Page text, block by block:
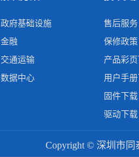
政府基础设施
金融
交通运输
数据中心
售后服务
保修政策
产品彩
用户手
固件下载
驱动下载
Copyright © 深圳市同